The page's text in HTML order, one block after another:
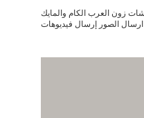
زون العرب الكام والمايك
ارسال الصور إرسال فيديوهات